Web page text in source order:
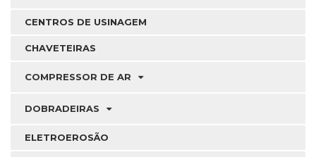
CENTROS DE USINAGEM
CHAVETEIRAS
COMPRESSOR DE AR
DOBRADEIRAS
ELETROEROSÃO